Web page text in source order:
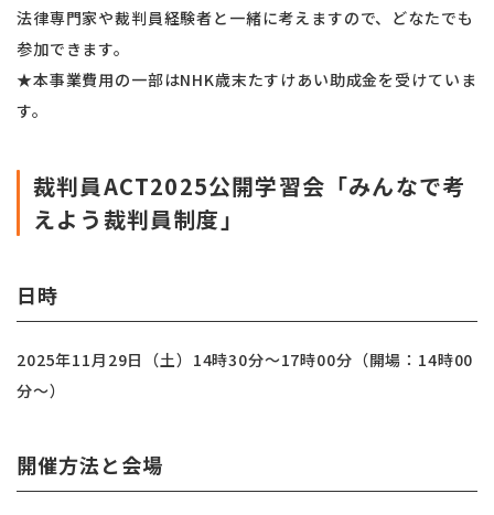
法律専門家や裁判員経験者と一緒に考えますので、 どなたでも
参加できます。
★本事業費用の一部はNHK歳末たすけあい助成金を受けていま
す。
裁判員ACT2025公開学習会「みんなで考
えよう裁判員制度」
日時
2025年11月29日（土）14時30分～17時00分（開場：14時00
分～）
開催方法と会場